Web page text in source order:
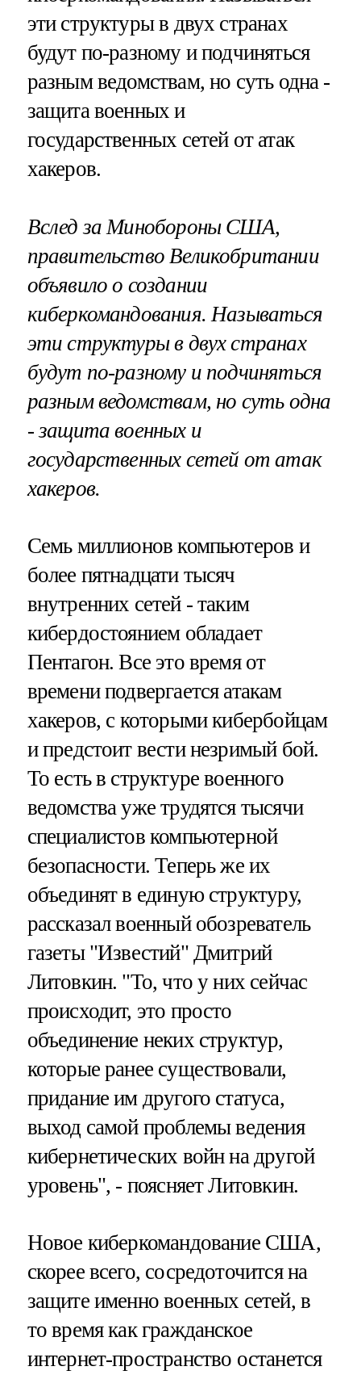
эти структуры в двух странах
будут по-разному и подчиняться
разным ведомствам, но суть одна -
защита военных и
государственных сетей от атак
хакеров.
Вслед за Минобороны США,
правительство Великобритании
объявило о создании
киберкомандования. Называться
эти структуры в двух странах
будут по-разному и подчиняться
разным ведомствам, но суть одна
- защита военных и
государственных сетей от атак
хакеров.
Семь миллионов компьютеров и
более пятнадцати тысяч
внутренних сетей - таким
кибердостоянием обладает
Пентагон. Все это время от
времени подвергается атакам
хакеров, с которыми кибербойцам
и предстоит вести незримый бой.
То есть в структуре военного
ведомства уже трудятся тысячи
специалистов компьютерной
безопасности. Теперь же их
объединят в единую структуру,
рассказал военный обозреватель
газеты "Известий" Дмитрий
Литовкин. "То, что у них сейчас
происходит, это просто
объединение неких структур,
которые ранее существовали,
придание им другого статуса,
выход самой проблемы ведения
кибернетических войн на другой
уровень", - поясняет Литовкин.
Новое киберкомандование США,
скорее всего, сосредоточится на
защите именно военных сетей, в
то время как гражданское
интернет-пространство останется